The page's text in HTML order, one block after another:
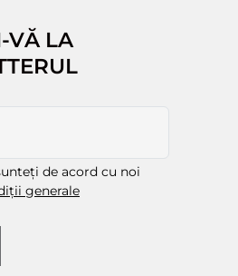
VĂ LA
de acord cu noi
generale